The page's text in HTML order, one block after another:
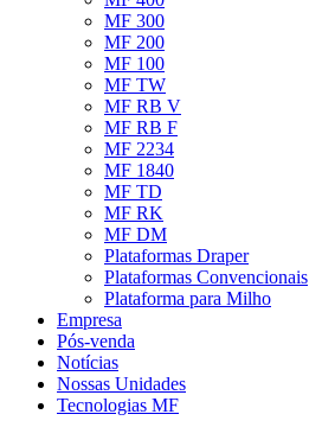
MF 300
MF 200
MF 100
MF TW
MF RB V
MF RB F
MF 2234
MF 1840
MF TD
MF RK
MF DM
Plataformas Draper
Plataformas Convencionais
Plataforma para Milho
Empresa
Pós-venda
Notícias
Nossas Unidades
Tecnologias MF